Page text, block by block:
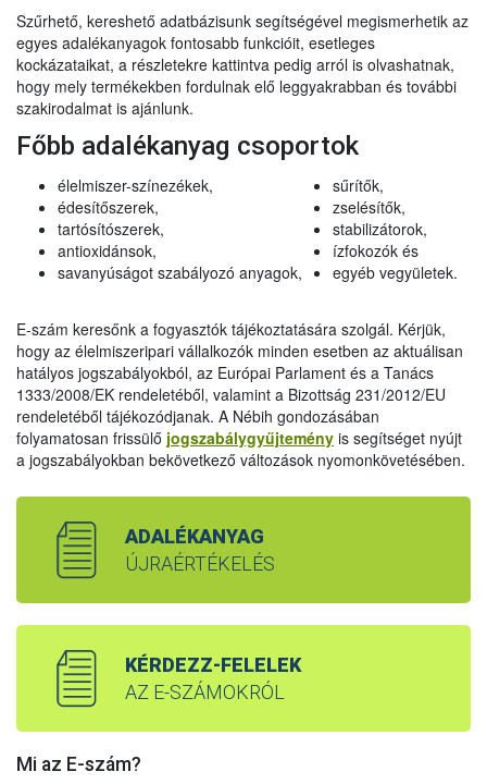
Szűrhető, kereshető adatbázisunk segítségével megismerhetik az
egyes adalékanyagok fontosabb funkcióit, esetleges
kockázataikat, a részletekre kattintva pedig arról is olvashatnak,
hogy mely termékekben fordulnak elő leggyakrabban és további
szakirodalmat is ajánlunk.
Főbb adalékanyag csoportok
élelmiszer-színezékek,
édesítőszerek,
tartósítószerek,
antioxidánsok,
savanyúságot szabályozó anyagok,
sűrítők,
zselésítők,
stabilizátorok,
ízfokozók és
egyéb vegyületek.
E-szám keresőnk a fogyasztók tájékoztatására szolgál. Kérjük,
hogy az élelmiszeripari vállalkozók minden esetben az aktuálisan
hatályos jogszabályokból, az Európai Parlament és a Tanács
1333/2008/EK rendeletéből, valamint a Bizottság 231/2012/EU
rendeletéből tájékozódjanak. A Nébih gondozásában
folyamatosan frissülő jogszabálygyűjtemény is segítséget nyújt
a jogszabályokban bekövetkező változások nyomonkövetésében.
ADALÉKANYAG
ÚJRAÉRTÉKELÉS
KÉRDEZZ-FELELEK
AZ E-SZÁMOKRÓL
Mi az E-szám?